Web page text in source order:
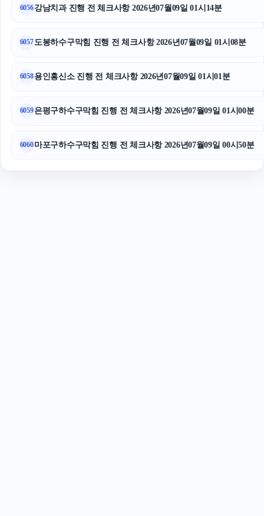
6056강남치과 진행 전 체크사항 2026년07월09일 01시14분
6057 도봉하수구막힘 진행 전 체크사항 2026년07월09일 01시08분
6058용인흥신소 진행 전 체크사항 2026년07월09일 01시01분
6059은평구하수구막힘 진행 전 체크사항 2026년07월09일 01시00분
6060마포구하수구막힘 진행 전 체크사항 2026년07월09일 00시50분